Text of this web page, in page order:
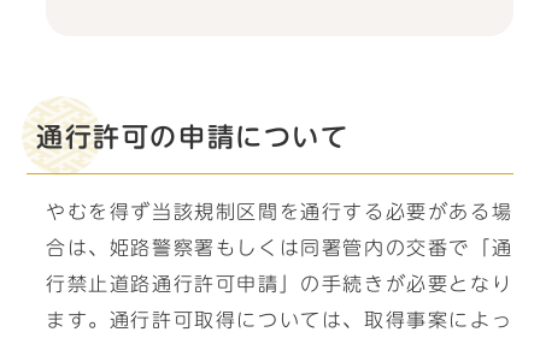
通行許可の申請について
やむを得ず当該規制区間を通行する必要がある場
合は、姫路警察署もしくは同署管内の交番で「通
行禁止道路通行許可申請」の手続きが必要となり
ます。通行許可取得については、取得事案によっ